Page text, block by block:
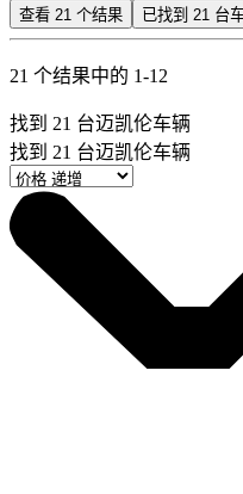
查看 21 个结果 已找到 21 台
21 个结果中的 1-12
找到 21 台迈凯伦车辆
找到 21 台迈凯伦车辆